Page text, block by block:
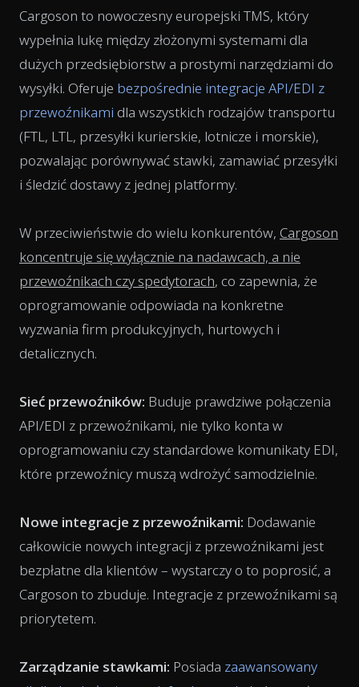
Cargoson to nowoczesny europejski TMS, który
wypełnia lukę między złożonymi systemami dla
dużych przedsiębiorstw a prostymi narzędziami do
wysyłki. Oferuje bezpośrednie integracje API/EDI z
przewoźnikami dla wszystkich rodzajów transportu
(FTL, LTL, przesyłki kurierskie, lotnicze i morskie),
pozwalając porównywać stawki, zamawiać przesyłki
i śledzić dostawy z jednej platformy.
W przeciwieństwie do wielu konkurentów, Cargoson
koncentruje się wyłącznie na nadawcach, a nie
przewoźnikach czy spedytorach, co zapewnia, że
oprogramowanie odpowiada na konkretne
wyzwania firm produkcyjnych, hurtowych i
detalicznych.
Sieć przewoźników: Buduje prawdziwe połączenia
API/EDI z przewoźnikami, nie tylko konta w
oprogramowaniu czy standardowe komunikaty EDI,
które przewoźnicy muszą wdrożyć samodzielnie.
Nowe integracje z przewoźnikami: Dodawanie
całkowicie nowych integracji z przewoźnikami jest
bezpłatne dla klientów – wystarczy o to poprosić, a
Cargoson to zbuduje. Integracje z przewoźnikami są
priorytetem.
Zarządzanie stawkami: Posiada zaawansowany